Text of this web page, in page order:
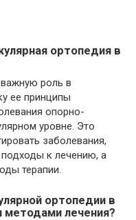
ортопедия в
роль в
ее принципы
опорно-
уровне. Это
заболевания,
к лечению, а
терапии.
ортопедии в
методами лечения?